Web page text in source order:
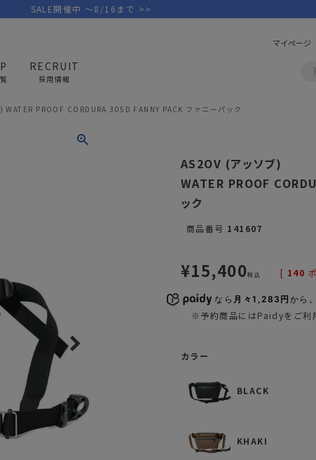
キッチン
焚き火/ストーブ
フィールドギア
クーラーボックス
コンテナ/収納
ステッカー
ゴルフ
キャディバッグ
バッグ/ポーチ
ウェア/アパレル
その他グッズ
PICK UP BRAND
RECRUIT
採用情報
マイページ
SALE開催中 ～8/16まで >>
WATER PROOF CORDURA 305D FANNY PACK ファニーパック
AS2OV (アッソブ)
WATER PROOF
ック
商品番号 141607
¥15,400税込 [ 140
なら 月々1,283円 から
※予約商品にはPaidyをご利
カラー
BLACK
KHAKI